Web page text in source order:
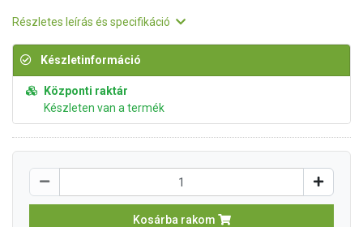
Részletes leírás és specifikáció
Készletinformáció
Központi raktár
Készleten van a termék
Kosárba rakom